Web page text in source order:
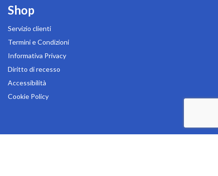
Shop
Servizio clienti
Termini e Condizioni
Informativa Privacy
Diritto di recesso
Accessibilità
Cookie Policy